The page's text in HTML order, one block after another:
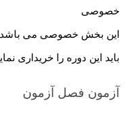
خصوصی
این بخش خصوصی می
باید این دوره را خریداری
آزمون فصل آزمون